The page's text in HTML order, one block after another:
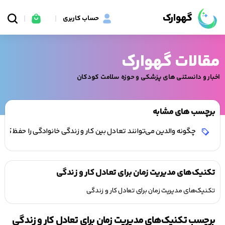
گهوارک حساب کاربری
مقالات گهوارک
اخبار و دانستنی های پزشکی و حوزه سلامت کودکان
برچسب های مشابه
چگونه والدین می‌توانند تعادل بین کار و زندگی خانوادگی را حفظ
تکنیک‌های مدیریت زمان برای تعادل کار و زندگی
تکنیک‌های مدیریت زمان برای تعادل کار و زندگی
برچسب تکنیک‌های مدیریت زمان برای تعادل کار و زندگی